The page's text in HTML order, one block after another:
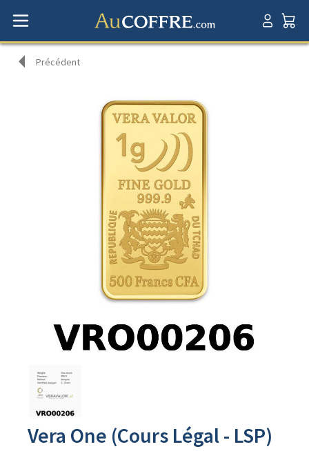
Précédent
produit
Vera One (Cours Légal - LSP)